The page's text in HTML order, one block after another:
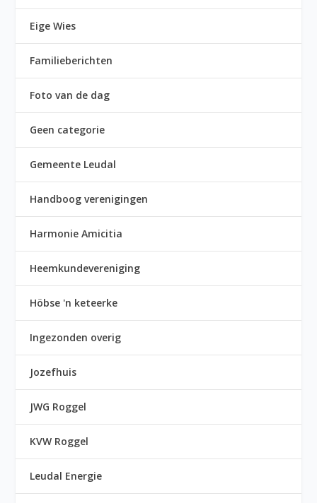
Eige Wies
Familieberichten
Foto van de dag
Geen categorie
Gemeente Leudal
Handboog verenigingen
Harmonie Amicitia
Heemkundevereniging
Höbse 'n keteerke
Ingezonden overig
Jozefhuis
JWG Roggel
KVW Roggel
Leudal Energie